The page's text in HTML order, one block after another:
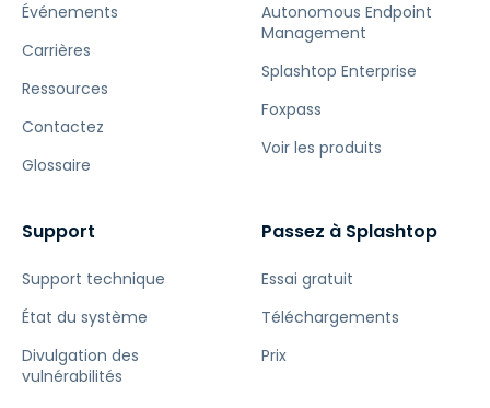
Événements
Carrières
Ressources
Contactez
Glossaire
Autonomous Endpoint
Management
Splashtop Enterprise
Foxpass
Voir les produits
Support
Support technique
État du système
Divulgation des
vulnérabilités
Passez à Splashtop
Essai gratuit
Téléchargements
Prix